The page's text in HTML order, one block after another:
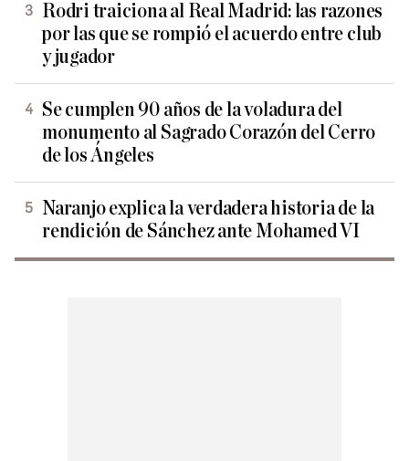
Rodri traiciona al Real Madrid: las razones
por las que se rompió el acuerdo entre club
y jugador
Se cumplen 90 años de la voladura del
monumento al Sagrado Corazón del Cerro
de los Ángeles
Naranjo explica la verdadera historia de la
rendición de Sánchez ante Mohamed VI